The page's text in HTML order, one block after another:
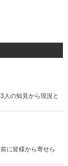
人の知見から現況と
に皆様から寄せら